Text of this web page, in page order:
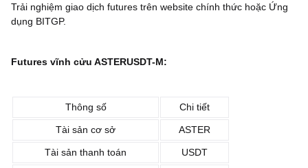
Trải nghiệm giao dịch futures trên website chính thức hoặc Ứng
dụng BITGP.
Futures vĩnh cửu ASTERUSDT-M:
Thông số Chi tiết
Tài sản cơ sở ASTER
Tài sản thanh toán ‌USDT